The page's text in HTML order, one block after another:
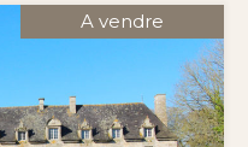
A vendre